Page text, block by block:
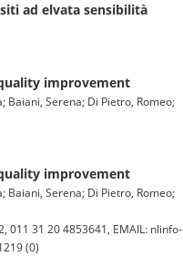
ad elvata sensibilità
improvement
Baiani, Serena; Di Pietro, Romeo;
improvement
Baiani, Serena; Di Pietro, Romeo;
011 31 20 4853641, EMAIL: nlinfo-
(0)